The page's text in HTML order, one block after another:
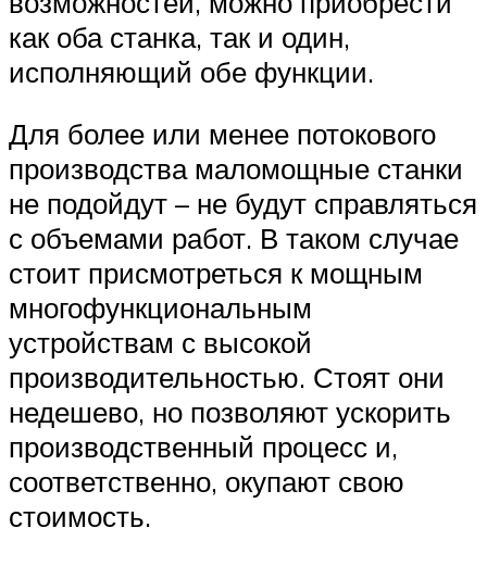
как оба станка, так и один,
исполняющий обе функции.
Для более или менее потокового
производства маломощные станки
не подойдут – не будут справляться
с объемами работ. В таком случае
стоит присмотреться к мощным
многофункциональным
устройствам с высокой
производительностью. Стоят они
недешево, но позволяют ускорить
производственный процесс и,
соответственно, окупают свою
стоимость.